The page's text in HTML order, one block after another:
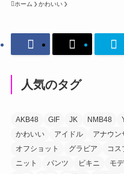
ホーム かわいい
人気のタグ
AKB48 GIF JK NMB48
かわいい
アイドル アナウン
オフショット
グラビア コス
ニット
パンツ ビキニ モ